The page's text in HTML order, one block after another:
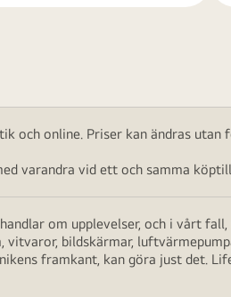
och online. Priser kan ändras
varandra vid ett och samma
om upplevelser, och i vårt
bildskärmar,
framkant, kan göra just det.